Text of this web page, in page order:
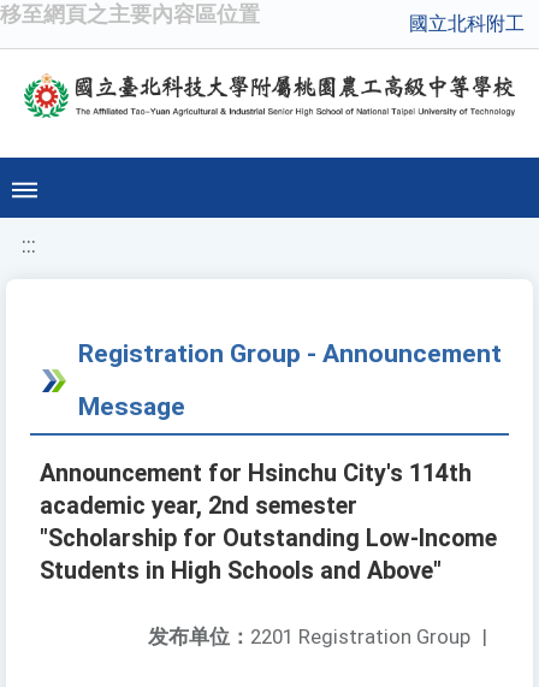
移至網頁之主要內容區位置 國立北科附工
:::
Registration Group - Announcement
Message
Announcement for Hsinchu City's 114th
academic year, 2nd semester
"Scholarship for Outstanding Low-Income
Students in High Schools and Above"
发布单位： 2201 Registration Group |